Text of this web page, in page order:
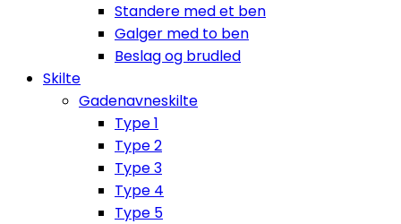
Standere med et ben
Galger med to ben
Beslag og brudled
Skilte
Gadenavneskilte
Type 1
Type 2
Type 3
Type 4
Type 5